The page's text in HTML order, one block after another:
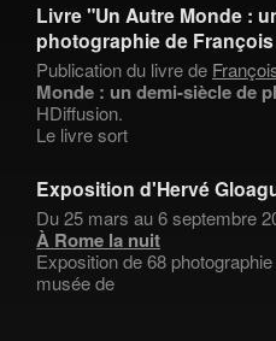
Livre "Un Autre Monde :
photographie de
Publication du livre de
Monde : un demi-siècle de
HDiffusion.
Le livre sort
Exposition d'Hervé
Du 25 mars au 6 septembre
À Rome la nuit
Exposition de 68 photographie
musée de